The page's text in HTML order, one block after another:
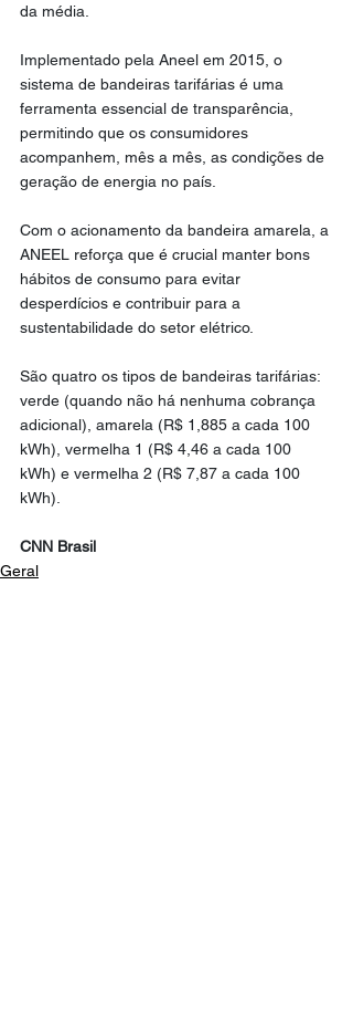
da média.
Implementado pela Aneel em 2015, o
sistema de bandeiras tarifárias é uma
ferramenta essencial de transparência,
permitindo que os consumidores
acompanhem, mês a mês, as condições de
geração de energia no país.
Com o acionamento da bandeira amarela, a
ANEEL reforça que é crucial manter bons
hábitos de consumo para evitar
desperdícios e contribuir para a
sustentabilidade do setor elétrico.
São quatro os tipos de bandeiras tarifárias:
verde (quando não há nenhuma cobrança
adicional), amarela (R$ 1,885 a cada 100
kWh), vermelha 1 (R$ 4,46 a cada 100
kWh) e vermelha 2 (R$ 7,87 a cada 100
kWh).
CNN Brasil
Geral